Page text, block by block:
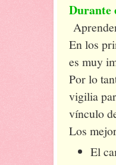
Durante
En los
es muy
Por lo
vigilia
vínculo
Los
El